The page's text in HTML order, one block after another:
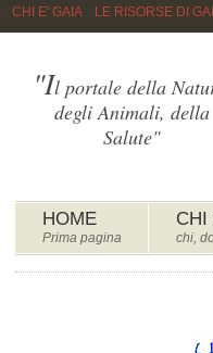
CHI E' GAIA:: LE RISORSE DI
HOME
Prima pagina
CHI
chi,
"Il portale della
degli Animali, della
Salute"